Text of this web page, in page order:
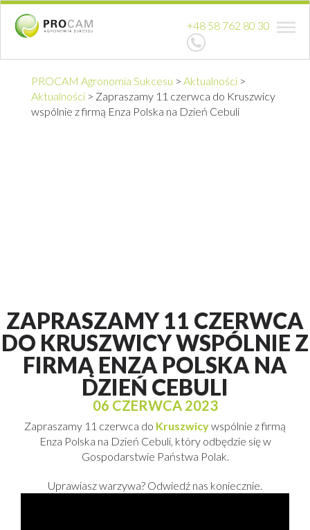
+48 58 762 80 30
PROCAM Agronomia Sukcesu > Aktualności >
Aktualności > Zapraszamy 11 czerwca do Kruszwicy
wspólnie z firmą Enza Polska na Dzień Cebuli
ZAPRASZAMY 11 CZERWCA
DO KRUSZWICY WSPÓLNIE Z
FIRMĄ ENZA POLSKA NA
DZIEŃ CEBULI
06 CZERWCA 2023
Zapraszamy 11 czerwca do Kruszwicywspólnie z firmą
Enza Polska na Dzień Cebuli, który odbędzie się w
Gospodarstwie Państwa Polak.
Uprawiasz warzywa? Odwiedź nas koniecznie.